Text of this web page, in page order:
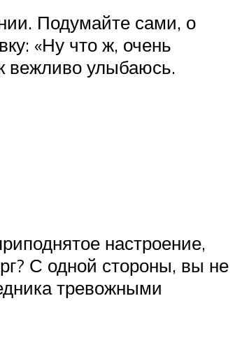
Подумайте сами, о
«Ну что ж, очень
вежливо улыбаюсь.
настроение,
С одной стороны, вы не
тревожными